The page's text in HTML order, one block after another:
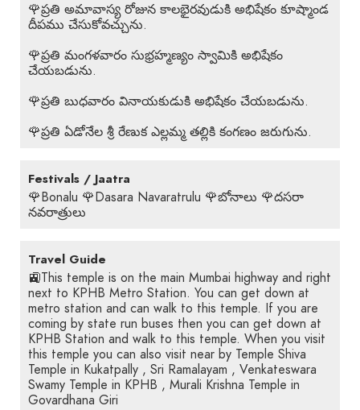
🌹ప్రతి అమావాస్య రోజున కాలభైరవుడుకి అభిషేకం కూష్మాండ
దీపము చేసుకోవచ్చును.
🌹ప్రతి మంగళవారం సుభ్రహ్మణ్యం స్వామికి అభిషేకం
చేయబడును.
🌹ప్రతి బుధవారం వినాయకుడుకి అభిషేకం చేయబడును.
🌹ప్రతి ఏడోనేల శ్రీ రేణుక ఎల్లమ్మ తల్లికి కంగణం జరుగును.
Festivals / Jaatra
🌹Bonalu 🌹Dasara Navaratrulu 🌹బోనాలు 🌹దసరా
నవరాత్రులు
Travel Guide
🚉This temple is on the main Mumbai highway and right
next to KPHB Metro Station. You can get down at
metro station and can walk to this temple. If you are
coming by state run buses then you can get down at
KPHB Station and walk to this temple. When you visit
this temple you can also visit near by Temple Shiva
Temple in Kukatpally , Sri Ramalayam , Venkateswara
Swamy Temple in KPHB , Murali Krishna Temple in
Govardhana Giri